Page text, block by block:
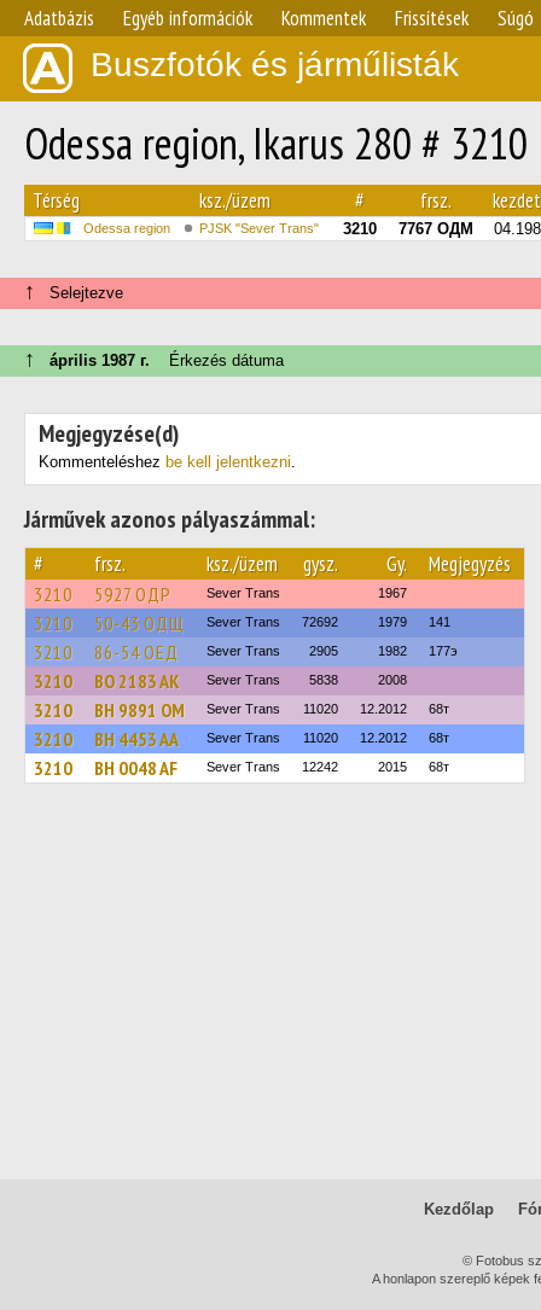
Adatbázis Egyéb információk Kommentek Frissítések Súgó
Buszfotók és járműlisták
Odessa region, Ikarus 280 # 3210
Térség ksz./üzem # frsz.
Odessa region PJSK "Sever Trans" 3210 7767 ОДМ
↑ Selejtezve
↑ április 1987 г. Érkezés dátuma
Megjegyzése(d)
Kommenteléshez be kell jelentkezni.
Járművek azonos pályaszámmal:
# frsz. ksz./üzem gysz. Gy. Megjegyzés
3210 5927 ОДР Sever Trans 1967
3210 50-43 ОДЩ Sever Trans 72692 1979 141
3210 86-54 ОЕД Sever Trans 2905 1982 177э
3210 BO 2183 AK Sever Trans 5838 2008
3210 BH 9891 OM Sever Trans 11020 12.2012 68т
3210 BH 4453 AA Sever Trans 11020 12.2012 68т
3210 BH 0048 AF Sever Trans 12242 2015 68т
Kezdőlap
© Fotobus
A honlapon szereplő képek